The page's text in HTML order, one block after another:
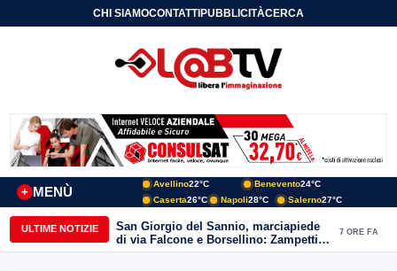
CHI SIAMOCONTATTIPUBBLICITÀCERCA
MENÙ
+
Avellino22°C Benevento24°C
Caserta26°C Napoli28°C Salerno27°C
ULTIME NOTIZIE
San Giorgio del Sannio, marciapiede
di via Falcone e Borsellino: Zampetti e
Lombardi replicano alle polemiche
7 ORE FA